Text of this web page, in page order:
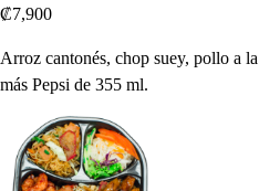
₡7,900
Arroz cantonés, chop suey, pollo a
más Pepsi de 355 ml.